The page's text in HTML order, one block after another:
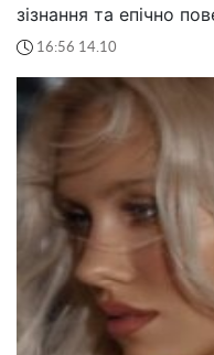
зізнання та епічно
16:56 14.10